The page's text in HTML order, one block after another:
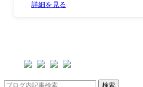
詳細を見る
検索